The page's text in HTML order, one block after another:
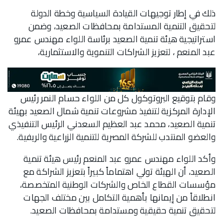
ذلك في إطار توجيهات القيادة السياسية وخطة الدولة
لتحقيق التنمية المستدامة بمحافظات الصعيد، وضمن
استراتيجية هيئة تنمية الصعيد برئاسة اللواء مهندس عمرو
عبد المنعم ، لتعزيز الشراكات التنموية والاستثمارية،
وقام بتوقيع البروتوكول كل من اللواء حسام النمر رئيس
الإدارة المركزية لتنفيذ مشروعات تنمية شمال الصعيد بهيئة
تنمية الصعيد، محمد عبد العظيم السعدني الرئيس التنفيذي
والعضو المنتدب للشركة المصرية للتنمية الزراعية والريفية.
وأكد اللواء مهندس عمرو عبد المنعم رئيس هيئة تنمية
الصعيد، أن الهيئة تولي اهتماماً كبيراً بتعزيز الشراكة مع
مؤسسات القطاع الخاص والشركات الوطنية المتخصصة،
انطلاقاً من إيمانها بأهمية التكامل بين مختلف الجهات
لتحقيق تنمية حقيقية ومستدامة بمحافظات الصعيد.